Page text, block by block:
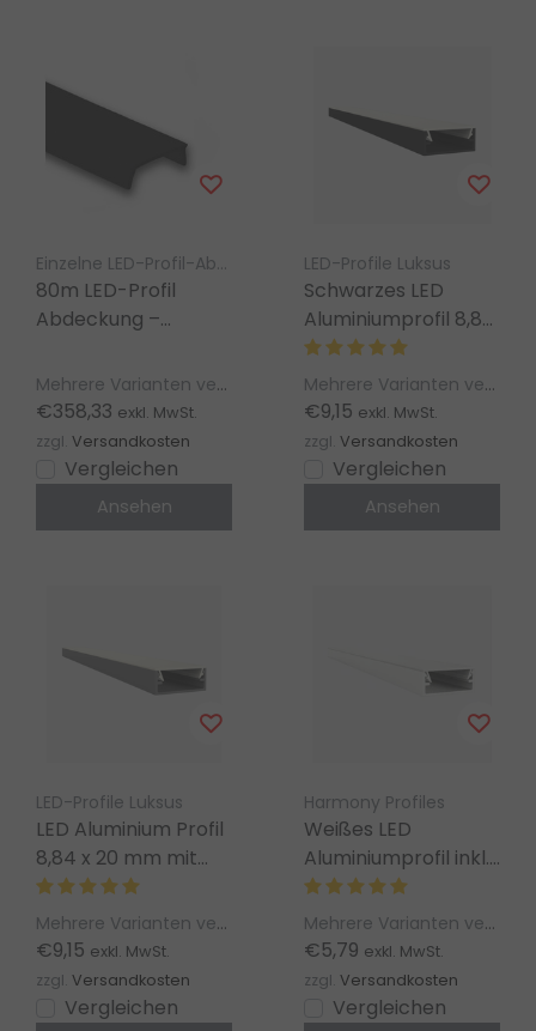
Einzelne LED-Profil-Abdeckung LED Gigant
80m LED-Profil
Abdeckung –
323, Stuc300,
Stuc400, T3H
Homam, T3 Deneb
Mehrere Varianten verfügbar
€358,33 exkl. MwSt.
zzgl. Versandkosten
Vergleichen
Ansehen
LED-Profile Luksus
Schwarzes LED
Aluminiumprofil 8,84
x 20mm mit Klick-
Abdeckung –
304SCHWARZ
Mehrere Varianten verfügbar
€9,15 exkl. MwSt.
zzgl. Versandkosten
Vergleichen
Ansehen
LED-Profile Luksus
LED Aluminium Profil
8,84 x 20 mm mit
Klick-Abdeckung für
LED Streifen –
304ALU
Mehrere Varianten verfügbar
€9,15 exkl. MwSt.
zzgl. Versandkosten
Vergleichen
Harmony Profiles
Weißes LED
Aluminiumprofil inkl.
Abdeckung 8,84 x 20
mm – 304WEISS
Mehrere Varianten verfügbar
€5,79 exkl. MwSt.
zzgl. Versandkosten
Vergleichen